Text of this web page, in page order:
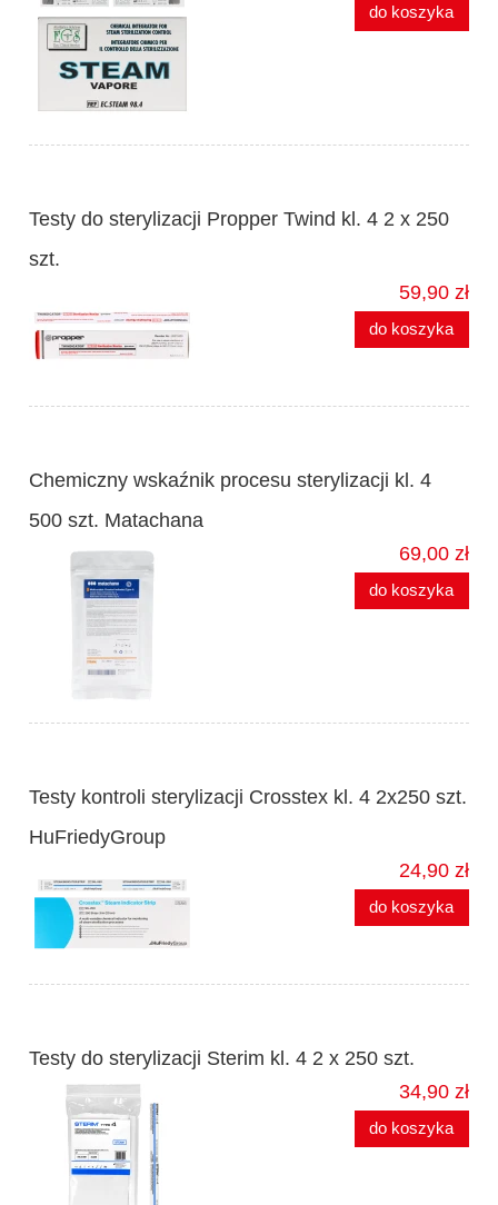
do koszyka
Testy do sterylizacji Propper Twind kl. 4 2 x 250
szt.
59,90 zł
do koszyka
Chemiczny wskaźnik procesu sterylizacji kl. 4
500 szt. Matachana
69,00 zł
do koszyka
Testy kontroli sterylizacji Crosstex kl. 4 2x250 szt.
HuFriedyGroup
24,90 zł
do koszyka
Testy do sterylizacji Sterim kl. 4 2 x 250 szt.
34,90 zł
do koszyka